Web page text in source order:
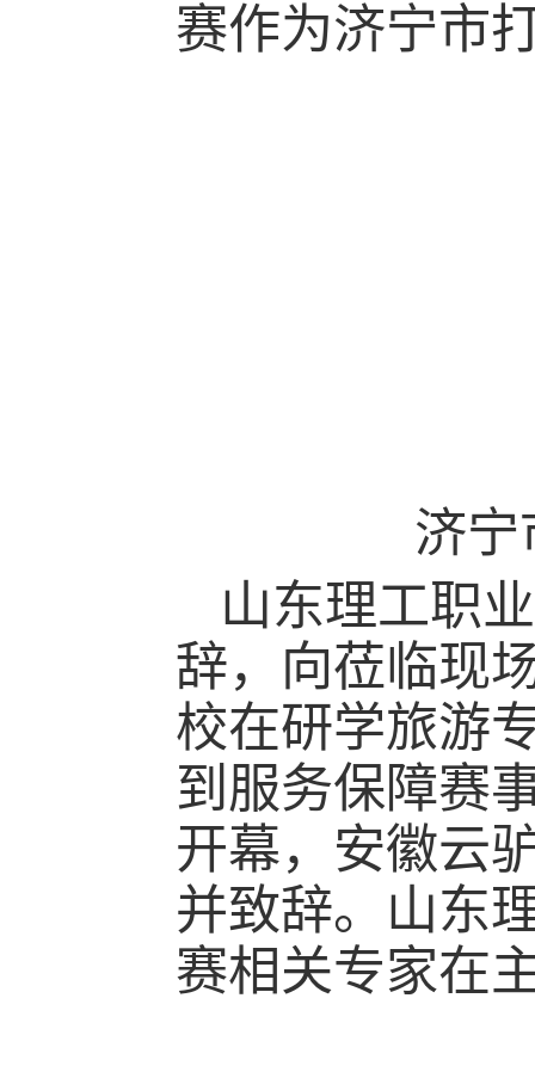
赛作为济宁市
济宁
山东理工职
辞，向莅临现
校在研学旅游
到服务保障赛
开幕，安徽云
并致辞。山东
赛相关专家在